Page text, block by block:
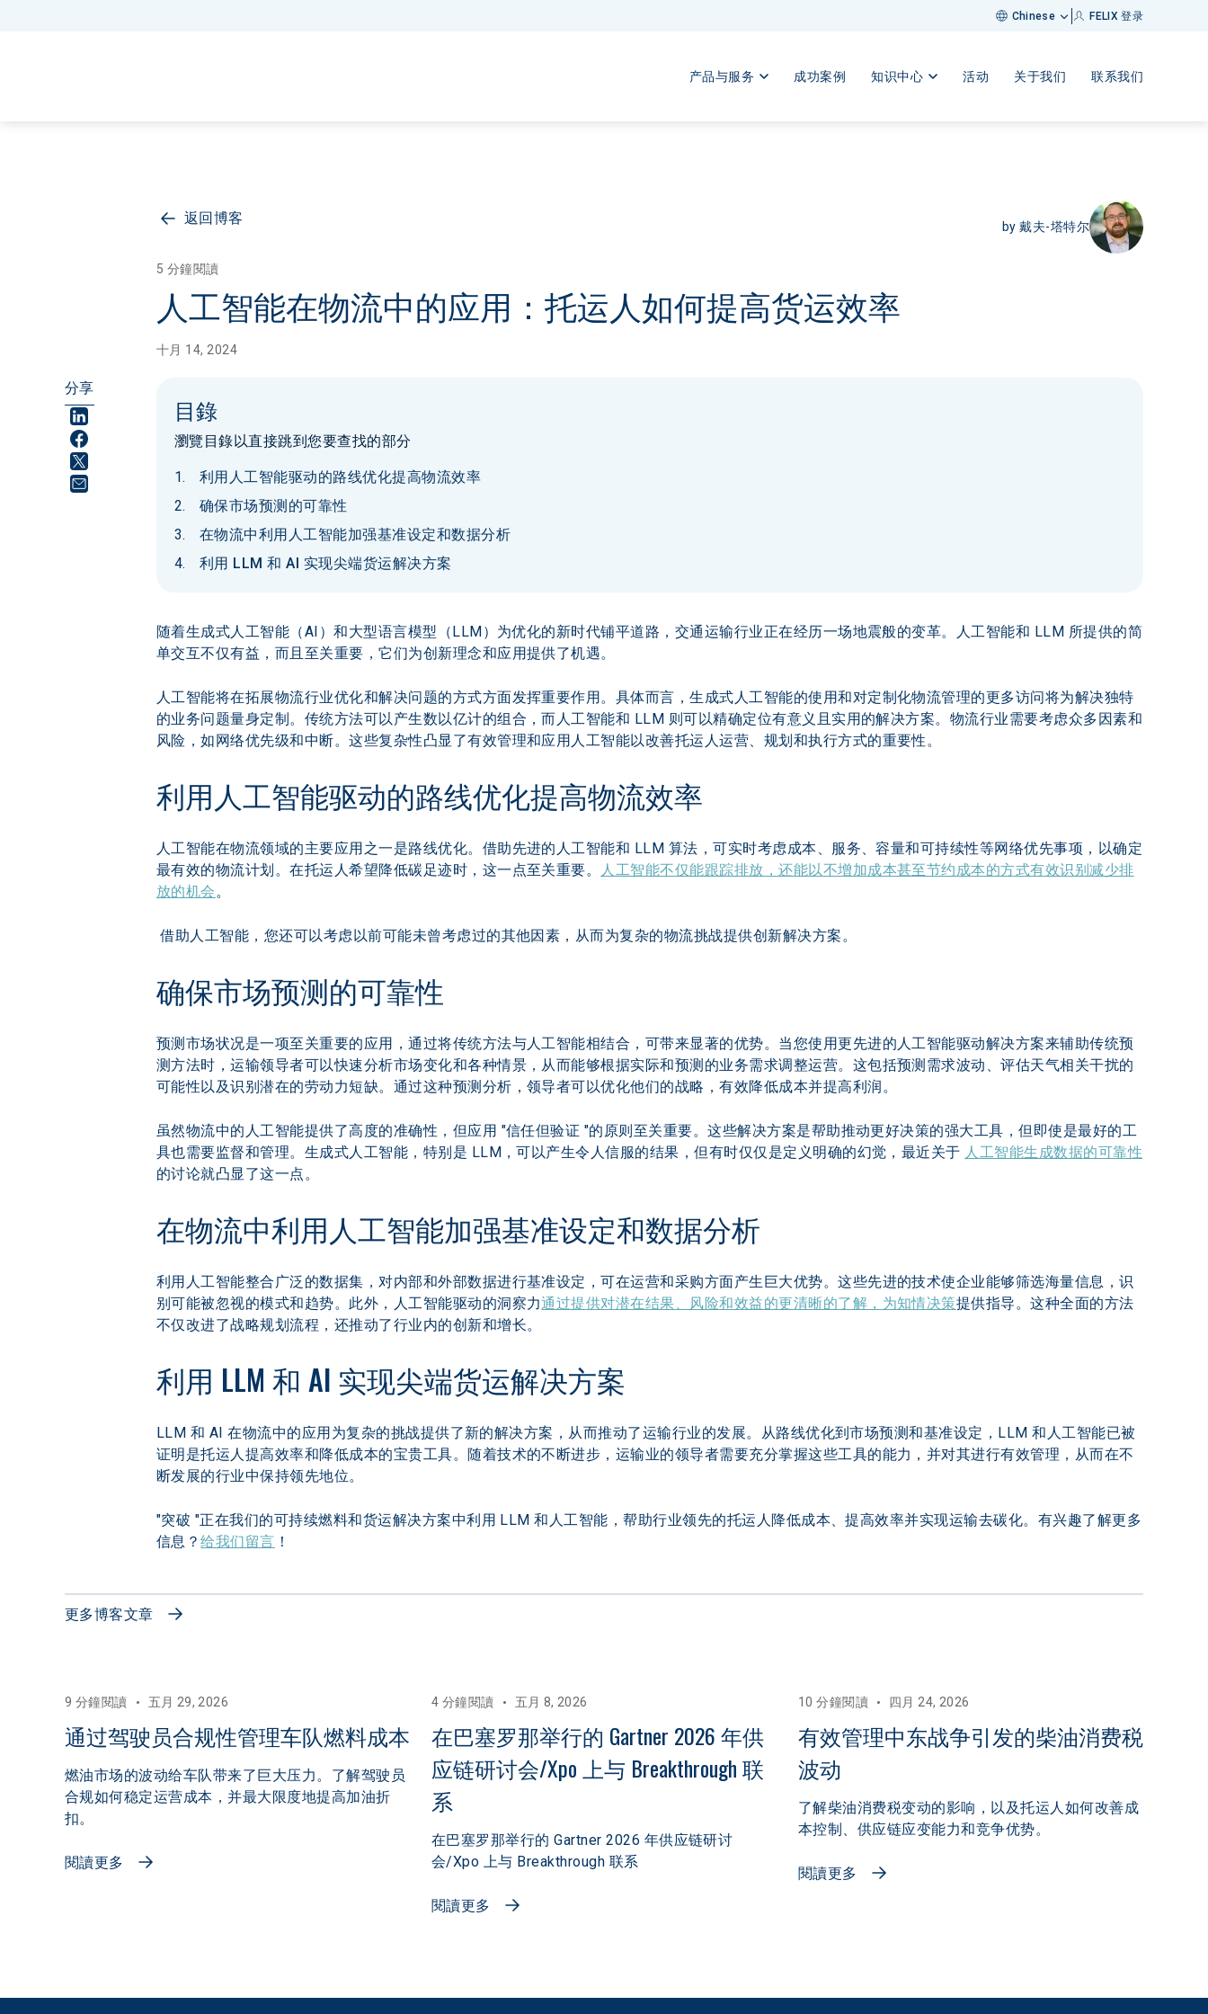
Chinese FELIX 登录
产品与服务 成功案例 知识中心 活动 关于我们 联系我们
返回博客 by戴夫-塔特尔
5 分鐘閱讀
人工智能在物流中的应用：托运人如何提高货运效率
十月 14, 2024
分享
目錄
瀏覽目錄以直接跳到您要查找的部分
利用人工智能驱动的路线优化提高物流效率
确保市场预测的可靠性
在物流中利用人工智能加强基准设定和数据分析
利用 LLM 和 AI 实现尖端货运解决方案
随着生成式人工智能（AI）和大型语言模型（LLM）为优化的新时代铺平道路，交通运输行业正在经历一场地震般的变革。人工智能和 LLM 所提供的简
单交互不仅有益，而且至关重要，它们为创新理念和应用提供了机遇。
人工智能将在拓展物流行业优化和解决问题的方式方面发挥重要作用。具体而言，生成式人工智能的使用和对定制化物流管理的更多访问将为解决独特
的业务问题量身定制。传统方法可以产生数以亿计的组合，而人工智能和 LLM 则可以精确定位有意义且实用的解决方案。物流行业需要考虑众多因素和
风险，如网络优先级和中断。这些复杂性凸显了有效管理和应用人工智能以改善托运人运营、规划和执行方式的重要性。
利用人工智能驱动的路线优化提高物流效率
人工智能在物流领域的主要应用之一是路线优化。借助先进的人工智能和 LLM 算法，可实时考虑成本、服务、容量和可持续性等网络优先事项，以确定
最有效的物流计划。在托运人希望降低碳足迹时，这一点至关重要。 人工智能不仅能跟踪排放，还能以不增加成本甚至节约成本的方式有效识别减少排
放的机会。
借助人工智能，您还可以考虑以前可能未曾考虑过的其他因素，从而为复杂的物流挑战提供创新解决方案。
确保市场预测的可靠性
预测市场状况是一项至关重要的应用，通过将传统方法与人工智能相结合，可带来显著的优势。当您使用更先进的人工智能驱动解决方案来辅助传统预
测方法时，运输领导者可以快速分析市场变化和各种情景，从而能够根据实际和预测的业务需求调整运营。这包括预测需求波动、评估天气相关干扰的
可能性以及识别潜在的劳动力短缺。通过这种预测分析，领导者可以优化他们的战略，有效降低成本并提高利润。
虽然物流中的人工智能提供了高度的准确性，但应用 "信任但验证 "的原则至关重要。这些解决方案是帮助推动更好决策的强大工具，但即使是最好的工
具也需要监督和管理。生成式人工智能，特别是 LLM，可以产生令人信服的结果，但有时仅仅是定义明确的幻觉，最近关于 人工智能生成数据的可靠性
的讨论就凸显了这一点。
在物流中利用人工智能加强基准设定和数据分析
利用人工智能整合广泛的数据集，对内部和外部数据进行基准设定，可在运营和采购方面产生巨大优势。这些先进的技术使企业能够筛选海量信息，识
别可能被忽视的模式和趋势。此外，人工智能驱动的洞察力通过提供对潜在结果、风险和效益的更清晰的了解，为知情决策提供指导。这种全面的方法
不仅改进了战略规划流程，还推动了行业内的创新和增长。
利用 LLM 和 AI 实现尖端货运解决方案
LLM 和 AI 在物流中的应用为复杂的挑战提供了新的解决方案，从而推动了运输行业的发展。从路线优化到市场预测和基准设定，LLM 和人工智能已被
证明是托运人提高效率和降低成本的宝贵工具。随着技术的不断进步，运输业的领导者需要充分掌握这些工具的能力，并对其进行有效管理，从而在不
断发展的行业中保持领先地位。
"突破 "正在我们的可持续燃料和货运解决方案中利用 LLM 和人工智能，帮助行业领先的托运人降低成本、提高效率并实现运输去碳化。有兴趣了解更多
信息？给我们留言 ！
更多博客文章
9 分鐘閱讀 五月 29, 2026
通过驾驶员合规性管理车队燃料成本
燃油市场的波动给车队带来了巨大压力。了解驾驶员
合规如何稳定运营成本，并最大限度地提高加油折
扣。
閱讀更多
4 分鐘閱讀 五月 8, 2026
在巴塞罗那举行的 Gartner 2026 年供
应链研讨会/Xpo 上与 Breakthrough 联
系
在巴塞罗那举行的 Gartner 2026 年供应链研讨
会/Xpo 上与 Breakthrough 联系
閱讀更多
10 分鐘閱讀 四月 24, 2026
有效管理中东战争引发的柴油消费税
波动
了解柴油消费税变动的影响，以及托运人如何改善成
本控制、供应链应变能力和竞争优势。
閱讀更多